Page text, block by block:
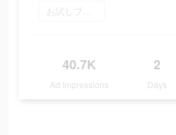
お試しプレイ
40.7K
Ad Impressions
2
Days